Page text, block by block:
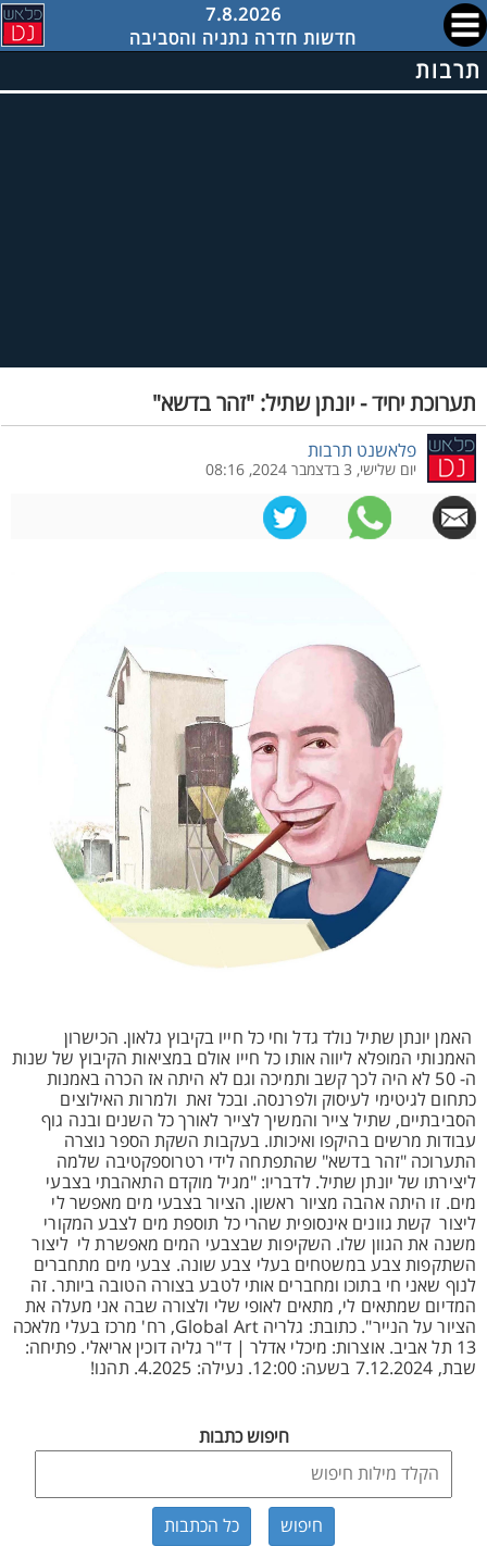
7.8.2026
חדשות חדרה נתניה והסביבה
תרבות
תערוכת יחיד - יונתן שתיל: "זהר בדשא"
פלאשנט תרבות
יום שלישי, 3 בדצמבר 2024, 08:16
האמן יונתן שתיל נולד גדל וחי כל חייו בקיבוץ גלאון. הכישרון
האמנותי המופלא ליווה אותו כל חייו אולם במציאות הקיבוץ של שנות
ה- 50 לא היה לכך קשב ותמיכה וגם לא היתה אז הכרה באמנות
כתחום לגיטימי לעיסוק ולפרנסה. ובכל זאת ולמרות האילוצים
הסביבתיים, שתיל צייר והמשיך לצייר לאורך כל השנים ובנה גוף
עבודות מרשים בהיקפו ואיכותו. בעקבות השקת הספר נוצרה
התערוכה "זהר בדשא" שהתפתחה לידי רטרוספקטיבה שלמה
ליצירתו של יונתן שתיל. לדבריו: "מגיל מוקדם התאהבתי בצבעי
מים. זו היתה אהבה מציור ראשון. הציור בצבעי מים מאפשר לי
ליצור קשת גוונים אינסופית שהרי כל תוספת מים לצבע המקורי
משנה את הגוון שלו. השקיפות שבצבעי המים מאפשרת לי ליצור
השתקפות צבע במשטחים בעלי צבע שונה. צבעי מים מתחברים
לנוף שאני חי בתוכו ומחברים אותי לטבע בצורה הטובה ביותר. זה
המדיום שמתאים לי, מתאים לאופי שלי ולצורה שבה אני מעלה את
הציור על הנייר". כתובת: גלריה Global Art, רח' מרכז בעלי מלאכה
13 תל אביב. אוצרות: מיכלי אדלר | ד"ר גליה דוכין אריאלי. פתיחה:
שבת, 7.12.2024 בשעה: 12:00. נעילה: 4.2025. תהנו!
חיפוש כתבות
כל הכתבות